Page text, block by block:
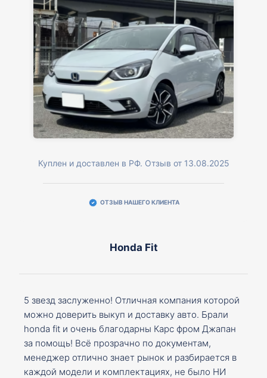
Куплен и доставлен в РФ. Отзыв от 13.08.2025
ОТЗЫВ НАШЕГО КЛИЕНТА
Honda Fit
5 звезд заслуженно! Отличная компания которой
можно доверить выкуп и доставку авто. Брали
honda fit и очень благодарны Карс фром Джапан
за помощь! Всё прозрачно по документам,
менеджер отлично знает рынок и разбирается в
каждой модели и комплектациях, не было НИ